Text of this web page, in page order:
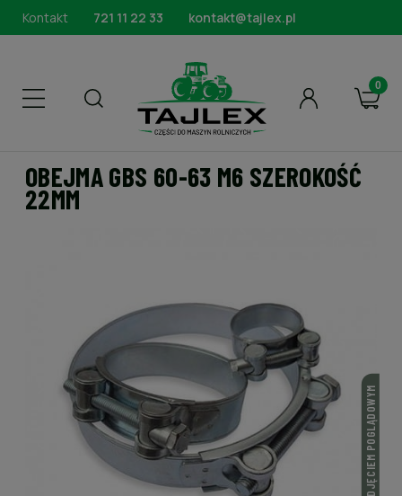
Kontakt 721 11 22 33 kontakt@tajlex.pl
OBEJMA GBS 60-63 M6 SZEROKOŚĆ
22MM